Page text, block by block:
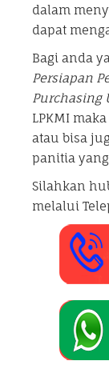
dalam
dapat
Bagi anda
Persiapan
Purchasing
LPKMI
atau bisa
panitia
Silahkan
melalui